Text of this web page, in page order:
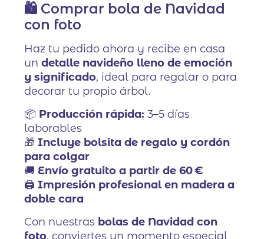
🛍️ Comprar bola de Navidad
con foto
Haz tu pedido ahora y recibe en casa
undetalle navideño lleno de emoción
y significado, ideal para regalar o para
decorar tu propio árbol.
📦 Producción rápida: 3–5 días
laborables
🎁Incluye bolsita de regalo y cordón
para colgar
🚚Envío gratuito a partir de 60 €
🖨️Impresión profesional en madera a
doble cara
Con nuestras bolas de Navidad con
foto, conviertes un momento especial